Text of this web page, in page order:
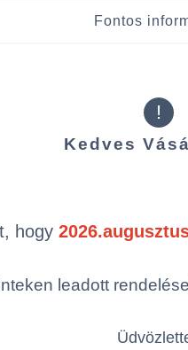
Fontos
!
Kedves
hogy
leadott